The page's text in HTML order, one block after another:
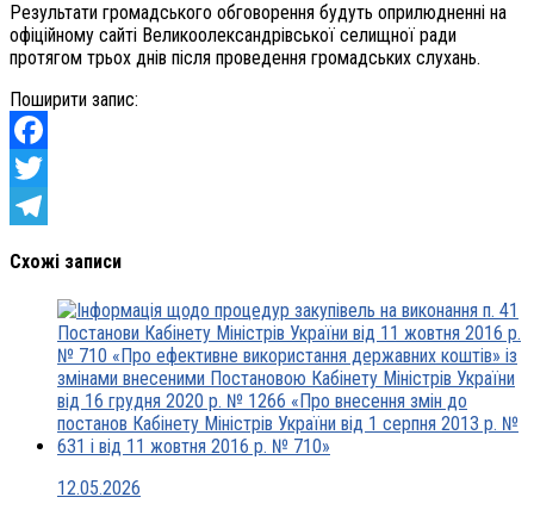
Результати громадського обговорення будуть оприлюдненні на
офіційному сайті Великоолександрівської селищної ради
протягом трьох днів після проведення громадських слухань.
Поширити запис:
Facebook
Twitter
Схожі записи
12.05.2026